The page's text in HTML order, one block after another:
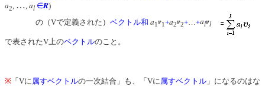
a2, …, al ∈R)
の（Vで定義された） ベクトル和 a1v1+a2v2+ +alvl
で表されたV上のベクトルのこと。
※ 「Vに 属すベクトルの一次結合」も、「Vに 属すベクトル 」になるのはな